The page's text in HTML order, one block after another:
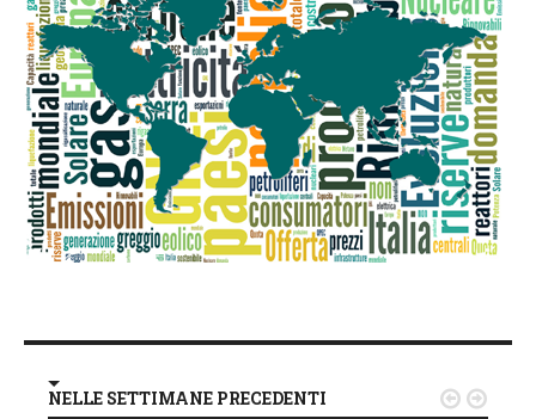
NELLE SETTIMANE PRECEDENTI  